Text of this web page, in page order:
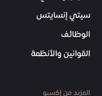
سيتي إنسايتس
الوظائف
القوانين والأنظمة
المزيد من إكسبو